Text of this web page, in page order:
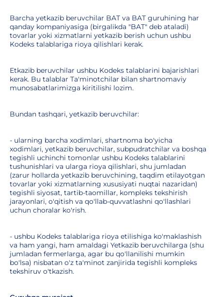
Barcha yetkazib beruvchilar BAT va BAT guruhining har
qanday kompaniyasiga (birgalikda "BAT" deb ataladi)
tovarlar yoki xizmatlarni yetkazib berish uchun ushbu
Kodeks talablariga rioya qilishlari kerak.
Etkazib beruvchilar ushbu Kodeks talablarini bajarishlari
kerak. Bu talablar Ta'minotchilar bilan shartnomaviy
munosabatlarimizga kiritilishi lozim.
Bundan tashqari, yetkazib beruvchilar:
- ularning barcha xodimlari, shartnoma bo'yicha
xodimlari, yetkazib beruvchilar, subpudratchilar va boshqa
tegishli uchinchi tomonlar ushbu Kodeks talablarini
tushunishlari va ularga rioya qilishlari, shu jumladan
(zarur hollarda yetkazib beruvchining, taqdim etilayotgan
tovarlar yoki xizmatlarning xususiyati nuqtai nazaridan)
tegishli siyosat, tartib-taomillar, kompleks tekshirish
jarayonlari, o'qitish va qo'llab-quvvatlashni qo'llashlari
uchun choralar ko'rish.
- ushbu Kodeks talablariga rioya etilishiga ko'maklashish
va ham yangi, ham amaldagi Yetkazib beruvchilarga (shu
jumladan fermerlarga, agar bu qo'llanilishi mumkin
bo'lsa) nisbatan o'z ta'minot zanjirida tegishli kompleks
tekshiruv o'tkazish.